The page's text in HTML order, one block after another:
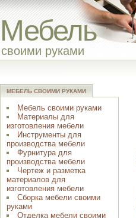
Мебель
своими руками
МЕБЕЛЬ СВОИМИ РУКАМИ
Мебель своими руками
Материалы для
изготовления мебели
Инструменты для
производства мебели
Фурнитура для
производства мебели
Чертеж и разметка
материалов для
изготовления мебели
Сборка мебели своими
руками
Отделка мебели своими